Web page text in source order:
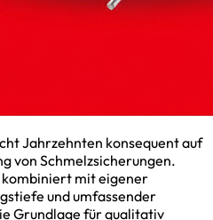
Jahrzehnten konsequent auf
von Schmelzsicherungen.
kombiniert mit eigener
und umfassender
Grundlage für qualitativ